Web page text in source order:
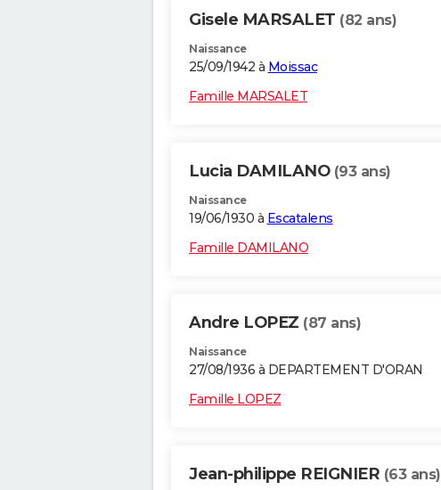
Gisele MARSALET (82 ans)
Naissance
25/09/1942 à Moissac
Famille MARSALET
Lucia DAMILANO (93 ans)
Naissance
19/06/1930 à Escatalens
Famille DAMILANO
Andre LOPEZ (87 ans)
Naissance
27/08/1936 à DEPARTEMENT D'ORAN
Famille LOPEZ
Jean-philippe REIGNIER (63 ans)